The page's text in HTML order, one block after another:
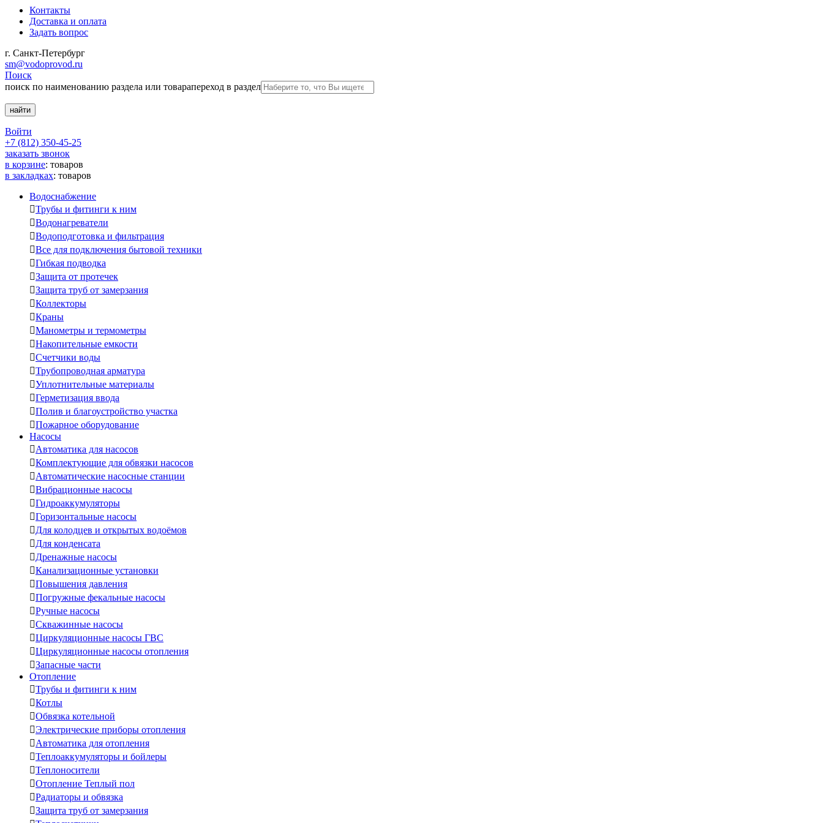
Контакты
Доставка и оплата
Задать вопрос
г. Санкт-Петербург
sm@vodoprovod.ru
Поиск
поиск по наименованию раздела или товарапереход в раздел
Войти
+7 (812) 350-45-25
заказать звонок
в корзине: товаров
в закладках: товаров
Водоснабжение
Трубы и фитинги к ним
Водонагреватели
Водоподготовка и фильтрация
Все для подключения бытовой техники
Гибкая подводка
Защита от протечек
Защита труб от замерзания
Коллекторы
Краны
Манометры и термометры
Накопительные емкости
Счетчики воды
Трубопроводная арматура
Уплотнительные материалы
Герметизация ввода
Полив и благоустройство участка
Пожарное оборудование
Насосы
Автоматика для насосов
Комплектующие для обвязки насосов
Автоматические насосные станции
Вибрационные насосы
Гидроаккумуляторы
Горизонтальные насосы
Для колодцев и открытых водоёмов
Для конденсата
Дренажные насосы
Канализационные установки
Повышения давления
Погружные фекальные насосы
Ручные насосы
Скважинные насосы
Циркуляционные насосы ГВС
Циркуляционные насосы отопления
Запасные части
Отопление
Трубы и фитинги к ним
Котлы
Обвязка котельной
Электрические приборы отопления
Автоматика для отопления
Теплоаккумуляторы и бойлеры
Теплоносители
Отопление Теплый пол
Радиаторы и обвязка
Защита труб от замерзания